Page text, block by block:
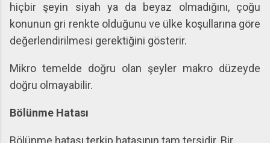
hiçbir şeyin siyah ya da beyaz olmadığını, çoğu
konunun gri renkte olduğunu ve ülke koşullarına göre
değerlendirilmesi gerektiğini gösterir.
Mikro temelde doğru olan şeyler makro düzeyde
doğru olmayabilir.
Bölünme Hatası
Bölünme hatası terkip hatasının tam tersidir. Bir